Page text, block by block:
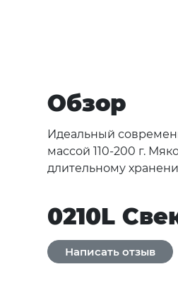
Обзор
Идеальный
массой 110-200 г.
длительному
0210L